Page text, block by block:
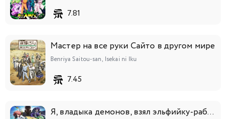
7.81
Мастер на все руки Сайто в другом мире
Benriya Saitou-san, Isekai ni Iku
7.45
Я, владыка демонов, взял эльфийку-рабыню в жёны. И как же мне её любить?